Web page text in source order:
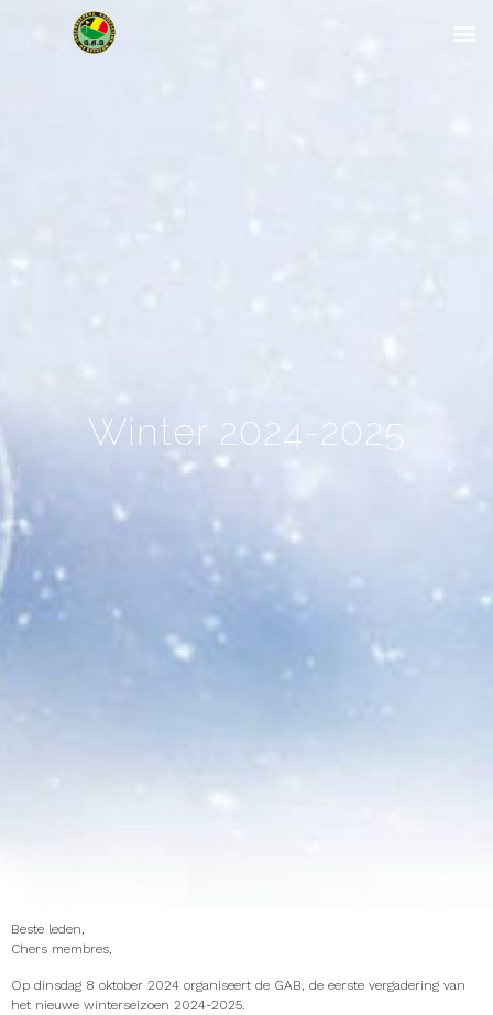
Winter 2024-2025
Beste leden,
Chers membres,
Op dinsdag 8 oktober 2024 organiseert de GAB, de eerste vergadering van
het nieuwe winterseizoen 2024-2025.